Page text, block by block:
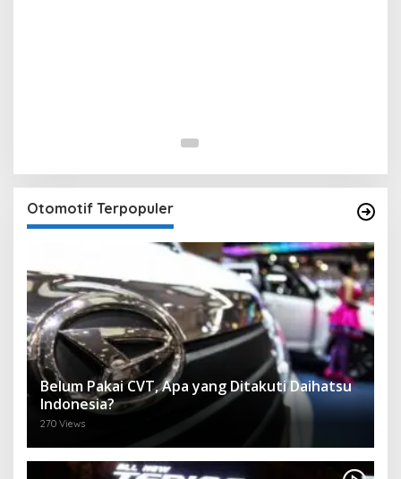
Otomotif Terpopuler
Belum Pakai CVT, Apa yang Ditakuti Daihatsu
Indonesia?
270 Views